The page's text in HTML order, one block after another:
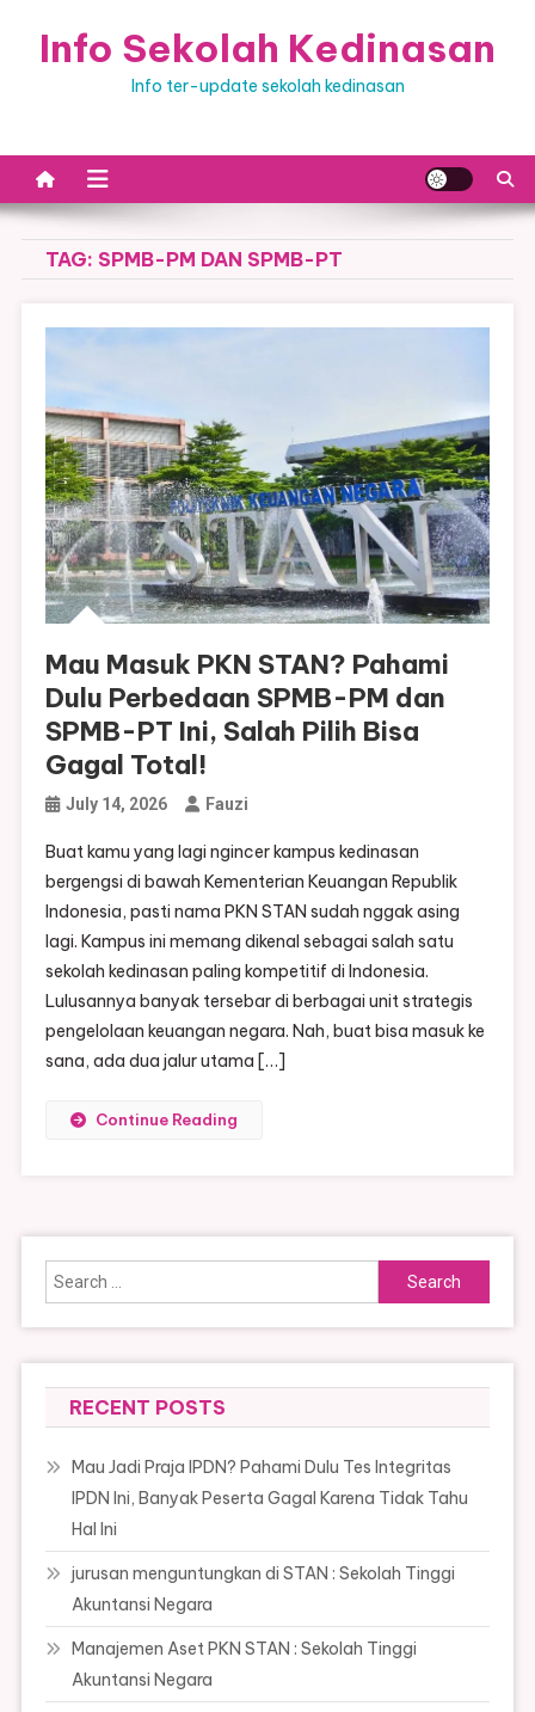
Info Sekolah Kedinasan
Info ter-update sekolah kedinasan
TAG: SPMB-PM DAN SPMB-PT
Mau Masuk PKN STAN? Pahami
Dulu Perbedaan SPMB-PM dan
SPMB-PT Ini, Salah Pilih Bisa
Gagal Total!
July 14, 2026 Fauzi
Buat kamu yang lagi ngincer kampus kedinasan
bergengsi di bawah Kementerian Keuangan Republik
Indonesia, pasti nama PKN STAN sudah nggak asing
lagi. Kampus ini memang dikenal sebagai salah satu
sekolah kedinasan paling kompetitif di Indonesia.
Lulusannya banyak tersebar di berbagai unit strategis
pengelolaan keuangan negara. Nah, buat bisa masuk ke
sana, ada dua jalur utama […]
Continue Reading
Search
for:
RECENT POSTS
Mau Jadi Praja IPDN? Pahami Dulu Tes Integritas
IPDN Ini, Banyak Peserta Gagal Karena Tidak Tahu
Hal Ini
jurusan menguntungkan di STAN : Sekolah Tinggi
Akuntansi Negara
Manajemen Aset PKN STAN : Sekolah Tinggi
Akuntansi Negara